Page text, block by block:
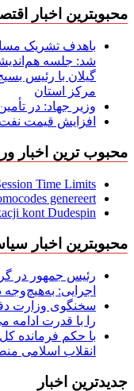
محبوبترین اخبار
باهدف تشریک
شد: جلسه
گیلان با رئیس
مركز استان
وزیر جهاد: در
افزایش قیمت
محبوب ترین اخبار
Time Limits
genereert
kont Dudespin
محبوبترین اخبار
رئیس جمهور در
اجرایی:
سخنگوی وزارت
را با قدرت ادامه
با حکم فرمانده
انقلاب اسلامی
جدیدترین اخبار